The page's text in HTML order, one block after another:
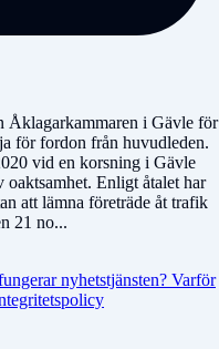
Åklagarkammaren i Gävle för
för fordon från huvudleden.
vid en korsning i Gävle
oaktsamhet. Enligt åtalet har
att lämna företräde åt trafik
21 no...
nyhetstjänsten? Varför